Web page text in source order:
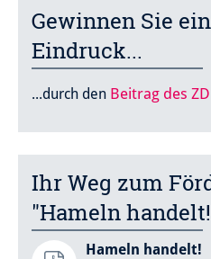
Gewinnen Sie
Eindruck...
...durch den Beitrag des
Ihr Weg zum
"Hameln
Hameln handelt!